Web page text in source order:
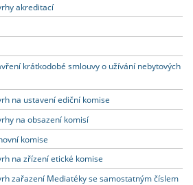
akreditací
krátkodobé smlouvy o užívání nebytových
na ustavení ediční komise
na obsazení komisí
komise
na zřízení etické komise
zařazení Mediatéky se samostatným číslem